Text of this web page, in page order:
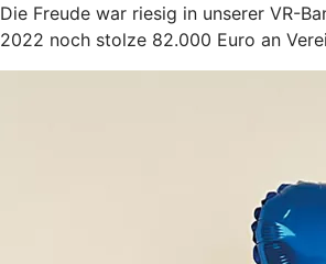
Die Freude war riesig in unserer VR-
2022 noch stolze 82.000 Euro an